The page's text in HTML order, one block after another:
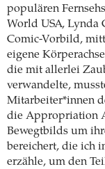
populären
World USA, Lynda
Comic-Vorbild,
eigene
die mit allerlei
verwandelte,
Mitarbeiter*innen
die Appropriation
Bewegtbilds um
bereichert, die ich
erzähle, um den